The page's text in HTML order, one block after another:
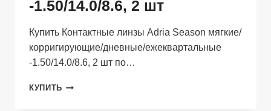
-1.50/14.0/8.6, 2 шт
Купить Контактные линзы Adria Season мягкие/
корригирующие/дневные/ежеквартальные
-1.50/14.0/8.6, 2 шт по…
КУПИТЬ КОНТАКТНЫЕ